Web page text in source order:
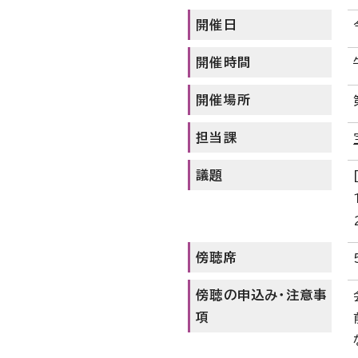
開催日
開催時間
開催場所
担当課
議題
傍聴席
傍聴の申込み・注意事
項